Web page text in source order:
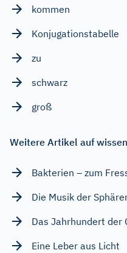
kommen
Konjugationstabelle
zu
schwarz
groß
Weitere Artikel auf
Bakterien – zum
Die Musik der
Das Jahrhundert der
Eine Leber aus Licht